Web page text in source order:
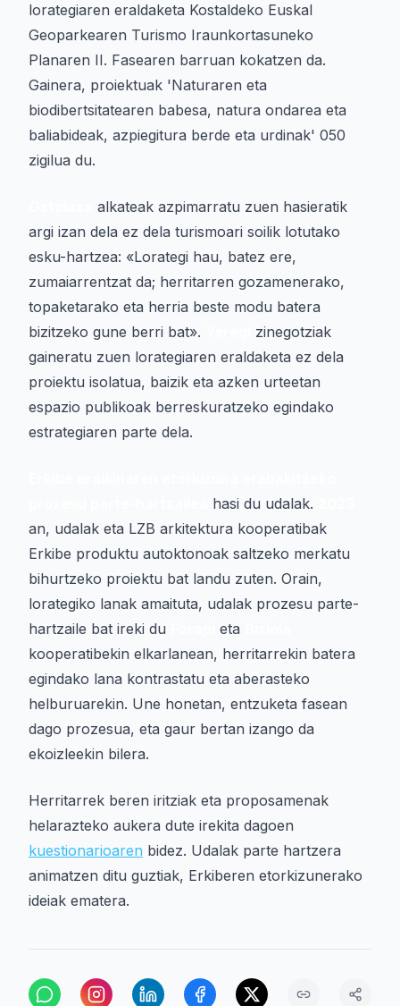
lorategiaren eraldaketa Kostaldeko Euskal
Geoparkearen Turismo Iraunkortasuneko
Planaren II. Fasearen barruan kokatzen da.
Gainera, proiektuak 'Naturaren eta
biodibertsitatearen babesa, natura ondarea eta
baliabideak, azpiegitura berde eta urdinak' 050
zigilua du.
alkateak azpimarratu zuen hasieratik
argi izan dela ez dela turismoari soilik lotutako
esku-hartzea: «Lorategi hau, batez ere,
zumaiarrentzat da; herritarren gozamenerako,
topaketarako eta herria beste modu batera
bizitzeko gune berri bat».
zinegotziak
gaineratu zuen lorategiaren eraldaketa ez dela
proiektu isolatua, baizik eta azken urteetan
espazio publikoak berreskuratzeko egindako
estrategiaren parte dela.
hasi du udalak.
an, udalak eta LZB arkitektura kooperatibak
Erkibe produktu autoktonoak saltzeko merkatu
bihurtzeko proiektu bat landu zuten. Orain,
lorategiko lanak amaituta, udalak prozesu parte-
hartzaile bat ireki du
eta
kooperatibekin elkarlanean, herritarrekin batera
egindako lana kontrastatu eta aberasteko
helburuarekin. Une honetan, entzuketa fasean
dago prozesua, eta gaur bertan izango da
ekoizleekin bilera.
Herritarrek beren iritziak eta proposamenak
helarazteko aukera dute irekita dagoen
kuestionarioaren bidez. Udalak parte hartzera
animatzen ditu guztiak, Erkiberen etorkizunerako
ideiak ematera.